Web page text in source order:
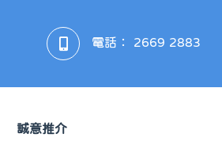
電話： 2669 2883
誠意推介